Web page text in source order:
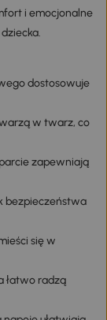
i emocjonalne
dostosowuje
w twarz, co
zapewniają
bezpieczeństwa
się w
łatwo radzą